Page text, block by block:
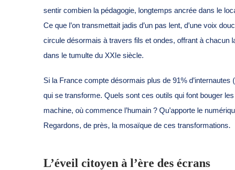
sentir combien la pédagogie, longtemps ancrée dans le
Ce que l’on transmettait jadis d’un pas lent, d’une voix
circule désormais à travers fils et ondes, offrant à chacun
dans le tumulte du XXIe siècle.
Si la France compte désormais plus de 91%
qui se transforme. Quels sont ces outils qui font bouger
machine, où commence l’humain ? Qu’apporte le
Regardons, de près, la mosaïque de ces transformations.
L’éveil citoyen à l’ère des écrans